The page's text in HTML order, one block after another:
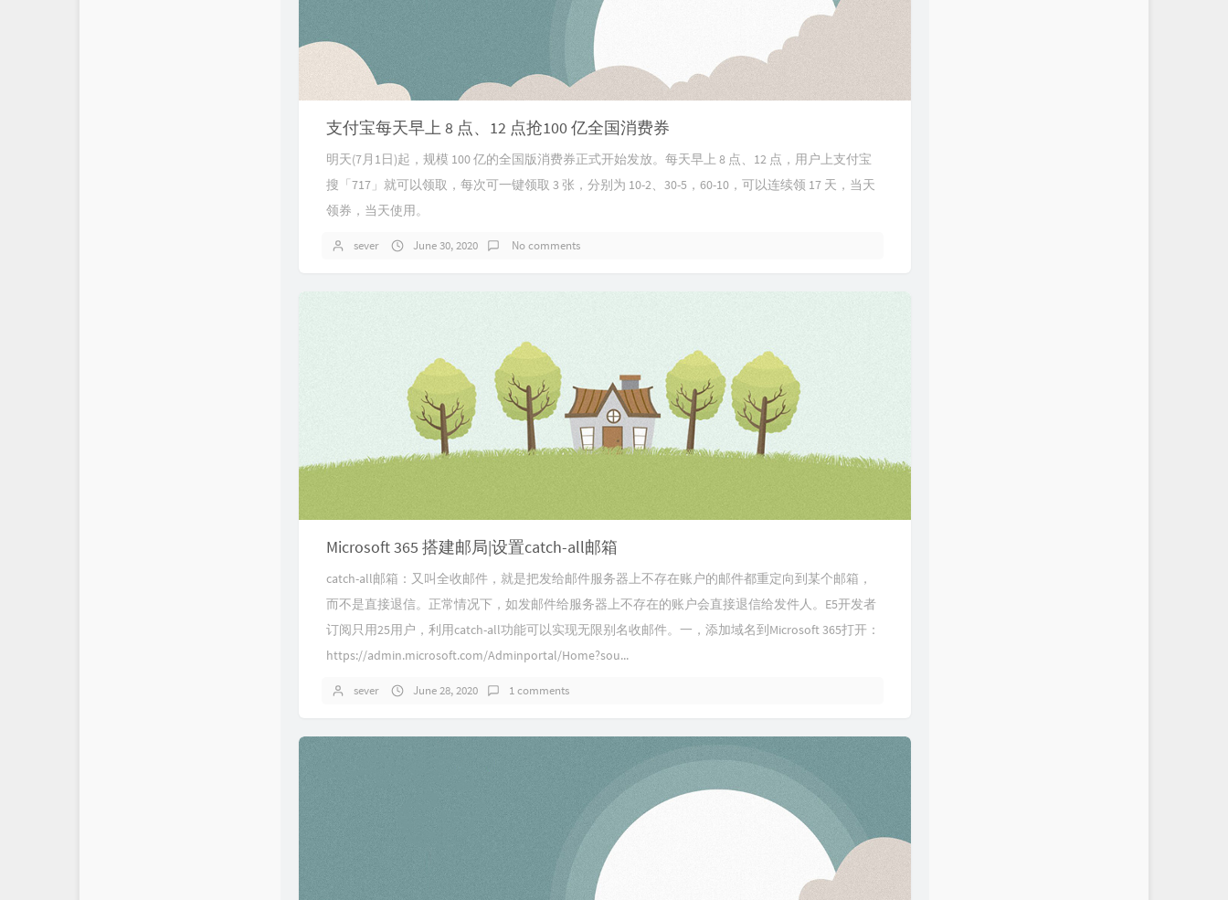
支付宝每天早上 8 点、12 点抢100 亿全国消费券
明天(7月1日)起，规模 100 亿的全国版消费券正式开始发放。每天早上 8 点、12 点，用户上支付宝
搜「717」就可以领取，每次可一键领取 3 张，分别为 10-2、30-5，60-10，可以连续领 17 天，当天
领券，当天使用。
sever June 30, 2020 No comments
Microsoft 365 搭建邮局|设置catch-all邮箱
catch-all邮箱：又叫全收邮件，就是把发给邮件服务器上不存在账户的邮件都重定向到某个邮箱，
而不是直接退信。正常情况下，如发邮件给服务器上不存在的账户会直接退信给发件人。E5开发者
订阅只用25用户，利用catch-all功能可以实现无限别名收邮件。一，添加域名到Microsoft 365打开：
https://admin.microsoft.com/Adminportal/Home?sou...
sever June 28, 2020 1 comments